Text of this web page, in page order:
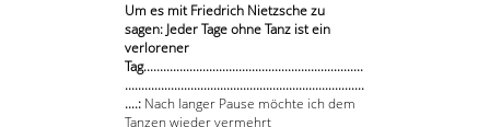
Um es mit Friedrich Nietzsche zu
sagen: Jeder Tage ohne Tanz ist ein
verlorener
Tag...................................................................
.........................................................................
....: Nach langer Pause möchte ich dem
Tanzen wieder vermehrt